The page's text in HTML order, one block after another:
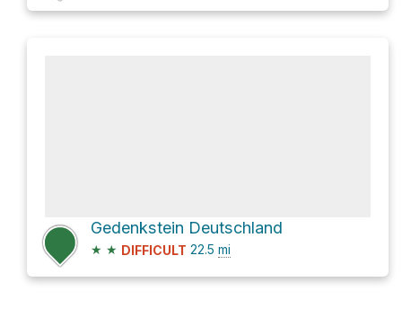
Gedenkstein Deutschland
★ ★ DIFFICULT 22.5 mi